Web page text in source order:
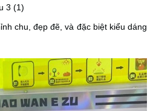
3 (1)
chu, đẹp đẽ, và đặc biệt kiểu dáng